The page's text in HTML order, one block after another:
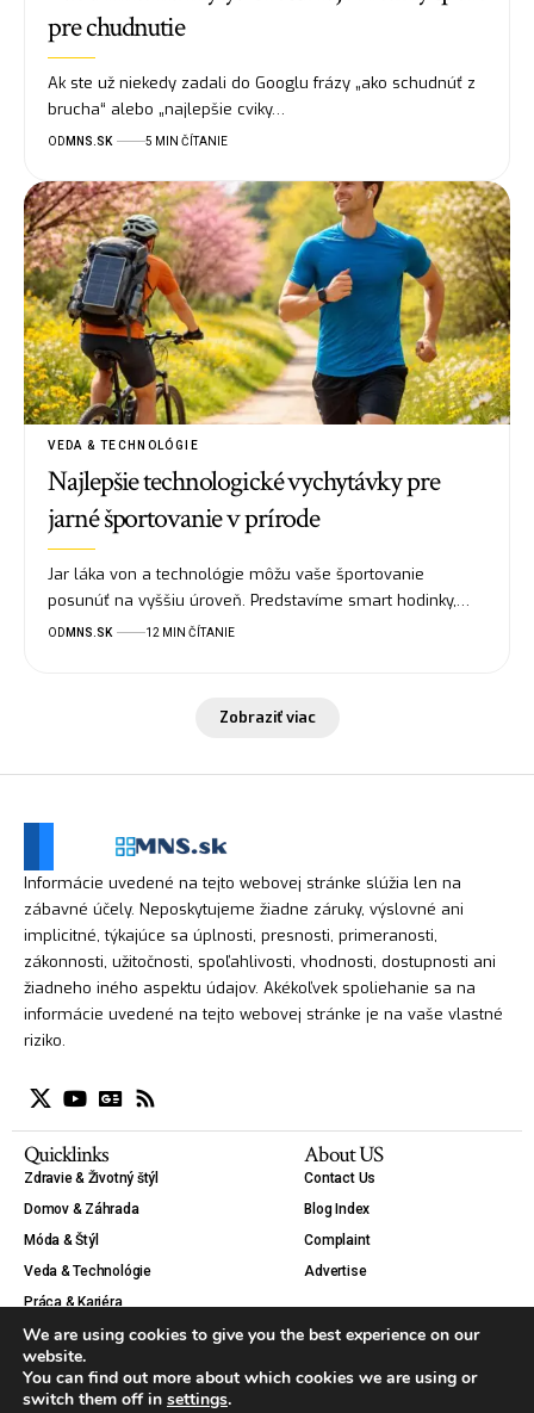
pre chudnutie
Ak ste už niekedy zadali do Googlu frázy „ako schudnúť z
brucha“ alebo „najlepšie cviky…
OD MNS.SK 5 MIN ČÍTANIE
VEDA & TECHNOLÓGIE
Najlepšie technologické vychytávky pre
jarné športovanie v prírode
Jar láka von a technológie môžu vaše športovanie
posunúť na vyššiu úroveň. Predstavíme smart hodinky,…
OD MNS.SK 12 MIN ČÍTANIE
Zobraziť viac
Informácie uvedené na tejto webovej stránke slúžia len na
zábavné účely. Neposkytujeme žiadne záruky, výslovné ani
implicitné, týkajúce sa úplnosti, presnosti, primeranosti,
zákonnosti, užitočnosti, spoľahlivosti, vhodnosti, dostupnosti ani
žiadneho iného aspektu údajov. Akékoľvek spoliehanie sa na
informácie uvedené na tejto webovej stránke je na vaše vlastné
riziko.
Quicklinks
Zdravie & Životný štýl
Domov & Záhrada
Móda & Štýl
Veda & Technológie
Práca & Kariéra
Krása
Auto & Moto
Tipy & Návody
About US
Contact Us
Blog Index
Complaint
Advertise
We are using cookies to give you the best experience on our
website.
You can find out more about which cookies we are using or
switch them off in settings.